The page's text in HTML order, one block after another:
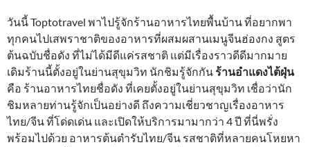
วันนี้ Toptotravel พาไปรู้จักร้านอาหารไทยพื้นบ้าน ที่อยากพา
ทุกคนไปเสพราชาติของอาหารที่ผสมผสานเมนูจีนฮ่องกง สูตร
ต้นฉบับชื่อดัง ที่ไม่ได้มีดีแค่รสชาติ แต่มีเรื่องราวดีดีมากมาย
เดิมร้านนี้ตั้งอยู่ในย่านสุขุมวิท นักชิมรู้จักกัน ร้านอำแดงไต้ฝุ่น
คือ ร้านอาหารไทยชื่อดัง ที่เคยตั้งอยู่ในย่านสุขุมวิท เชื่อว่านัก
ชิมหลายท่านรู้จักเป็นอย่างดี ถึงความเชี่ยวชาญเรื่องอาหาร
ไทย/จีน ที่โด่ดเด่น และเปิดให้บริการมามากว่า 4 ปี ที่นี่พรั่ง
พร้อมไปด้วย อาหารต้นตำรับไทย/จีน รสชาติที่หลายคนโหยหา